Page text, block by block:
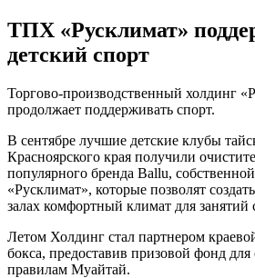
ТПХ «Русклимат»
детский спорт
Торгово-производственный холдинг
продолжает поддерживать спорт.
В сентябре лучшие детские клубы
Красноярского края получили
популярного бренда Ballu,
«Русклимат», которые позволят
залах комфортный климат для занятий
Летом Холдинг стал партнером
бокса, предоставив призовой фонд
правилам Муайтай.